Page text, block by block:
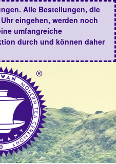
Alle Bestellungen, die
eingehen, werden noch
umfangreiche
durch und können daher